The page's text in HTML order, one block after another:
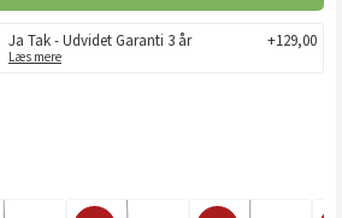
Ja Tak - Udvidet Garanti 3 år
Læs mere
+129,00